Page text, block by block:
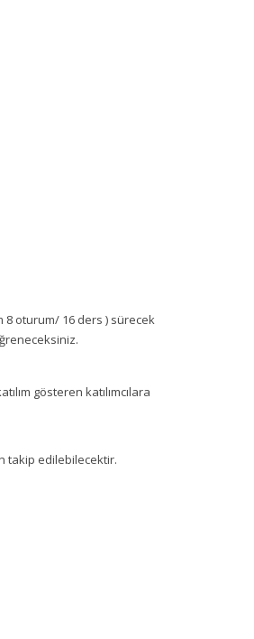
8 oturum/ 16 ders ) sürecek
gösteren katılımcılara
takip edilebilecektir.